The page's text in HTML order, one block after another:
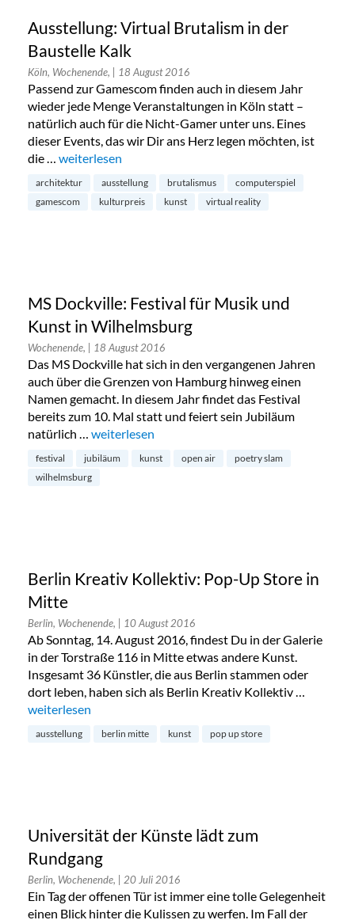
Ausstellung: Virtual Brutalism in der
Baustelle Kalk
Köln, Wochenende, | 18 August 2016
Passend zur Gamescom finden auch in diesem Jahr
wieder jede Menge Veranstaltungen in Köln statt –
natürlich auch für die Nicht-Gamer unter uns. Eines
dieser Events, das wir Dir ans Herz legen möchten, ist
die … „Ausstellung: Virtual Brutalism in der Baustelle Kalk“
weiterlesen
architektur ausstellung brutalismus
computerspiel
gamescom
kulturpreis kunst virtual reality
MS Dockville: Festival für Musik und
Kunst in Wilhelmsburg
Wochenende, | 18 August 2016
Das MS Dockville hat sich in den vergangenen Jahren
auch über die Grenzen von Hamburg hinweg einen
Namen gemacht. In diesem Jahr findet das Festival
bereits zum 10. Mal statt und feiert sein Jubiläum
natürlich … „MS Dockville: Festival für Musik und Kunst in
weiterlesen
festival jubiläum kunst open air
poetry slam
wilhelmsburg
Berlin Kreativ Kollektiv: Pop-Up Store in
Mitte
Berlin, Wochenende, | 10 August 2016
Ab Sonntag, 14. August 2016, findest Du in der Galerie
in der Torstraße 116 in Mitte etwas andere Kunst.
Insgesamt 36 Künstler, die aus Berlin stammen oder
dort leben, haben sich als Berlin Kreativ Kollektiv …
„Berlin Kreativ Kollektiv: Pop-Up Store in Mitte“
weiterlesen
ausstellung berlin mitte kunst pop up store
Universität der Künste lädt zum
Rundgang
Berlin, Wochenende, | 20 Juli 2016
Ein Tag der offenen Tür ist immer eine tolle Gelegenheit
einen Blick hinter die Kulissen zu werfen. Im Fall der